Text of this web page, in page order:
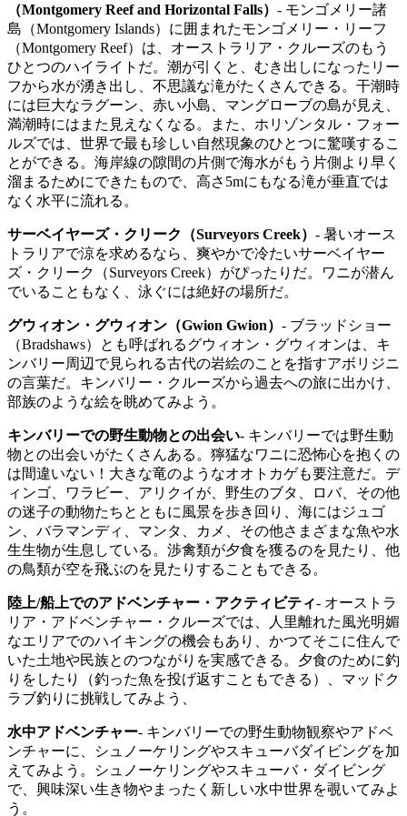
（Montgomery Reef and Horizontal Falls） - モンゴメリー諸
島（Montgomery Islands）に囲まれたモンゴメリー・リーフ
（Montgomery Reef）は、オーストラリア・クルーズのもう
ひとつのハイライトだ。潮が引くと、むき出しになったリー
フから水が湧き出し、不思議な滝がたくさんできる。干潮時
には巨大なラグーン、赤い小島、マングローブの島が見え、
満潮時にはまた見えなくなる。また、ホリゾンタル・フォー
ルズでは、世界で最も珍しい自然現象のひとつに驚嘆するこ
とができる。海岸線の隙間の片側で海水がもう片側より早く
溜まるためにできたもので、高さ5mにもなる滝が垂直では
なく水平に流れる。
サーベイヤーズ・クリーク（Surveyors Creek） - 暑いオース
トラリアで涼を求めるなら、爽やかで冷たいサーベイヤー
ズ・クリーク（Surveyors Creek）がぴったりだ。ワニが潜ん
でいることもなく、泳ぐには絶好の場所だ。
グウィオン・グウィオン（Gwion Gwion） - ブラッドショー
（Bradshaws）とも呼ばれるグウィオン・グウィオンは、キ
ンバリー周辺で見られる古代の岩絵のことを指すアボリジニ
の言葉だ。キンバリー・クルーズから過去への旅に出かけ、
部族のような絵を眺めてみよう。
キンバリーでの野生動物との出会い- キンバリーでは野生動
物との出会いがたくさんある。獰猛なワニに恐怖心を抱くの
は間違いない！大きな竜のようなオオトカゲも要注意だ。デ
ィンゴ、ワラビー、アリクイが、野生のブタ、ロバ、その他
の迷子の動物たちとともに風景を歩き回り、海にはジュゴ
ン、バラマンディ、マンタ、カメ、その他さまざまな魚や水
生生物が生息している。渉禽類が夕食を獲るのを見たり、他
の鳥類が空を飛ぶのを見たりすることもできる。
陸上/船上でのアドベンチャー・アクティビティ- オーストラ
リア・アドベンチャー・クルーズでは、人里離れた風光明媚
なエリアでのハイキングの機会もあり、かつてそこに住んで
いた土地や民族とのつながりを実感できる。夕食のために釣
りをしたり（釣った魚を投げ返すこともできる）、マッドク
ラブ釣りに挑戦してみよう、
水中アドベンチャー- キンバリーでの野生動物観察やアドベ
ンチャーに、シュノーケリングやスキューバダイビングを加
えてみよう。シュノーケリングやスキューバ・ダイビング
で、興味深い生き物やまったく新しい水中世界を覗いてみよ
う。